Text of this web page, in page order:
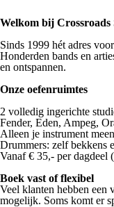
Welkom bij Crossroads
Sinds 1999 hét adres
Honderden bands en
en ontspannen.
Onze oefenruimtes
2 volledig ingerichte
Fender, Eden, Ampeg,
Alleen je instrument
Drummers: zelf bekkens
Vanaf € 35,- per dagdeel
Boek vast of flexibel
Veel klanten hebben een
mogelijk. Soms komt er